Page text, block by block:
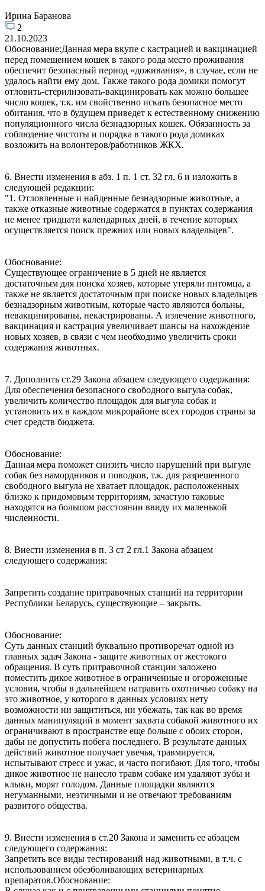
Ирина Баранова
2
21.10.2023
Обоснование:Данная мера вкупе с кастрацией и вакцинацией
перед помещением кошек в такого рода место проживания
обеспечит безопасный период «доживания», в случае, если не
удалось найти ему дом. Также такого рода домики помогут
отловить-стерилизовать-вакцинировать как можно большее
число кошек, т.к. им свойственно искать безопасное место
обитания, что в будущем приведет к естественному снижению
популяционного числа безнадзорных кошек. Обязанность за
соблюдение чистоты и порядка в такого рода домиках
возложить на волонтеров/работников ЖКХ.
6. Внести изменения в абз. 1 п. 1 ст. 32 гл. 6 и изложить в
следующей редакции:
"1. Отловленные и найденные безнадзорные животные, а
также отказные животные содержатся в пунктах содержания
не менее тридцати календарных дней, в течение которых
осуществляется поиск прежних или новых владельцев".
Обоснование:
Существующее ограничение в 5 дней не является
достаточным для поиска хозяев, которые утеряли питомца, а
также не является достаточным при поиске новых владельцев
безнадзорным животным, которые часто являются больны,
невакцинированы, некастрированы. А излечение животного,
вакцинация и кастрация увеличивает шансы на нахождение
новых хозяев, в связи с чем необходимо увеличить сроки
содержания животных.
7. Дополнить ст.29 Закона абзацем следующего содержания:
Для обеспечения безопасного свободного выгула собак,
увеличить количество площадок для выгула собак и
установить их в каждом микрорайоне всех городов страны за
счет средств бюджета.
Обоснование:
Данная мера поможет снизить число нарушений при выгуле
собак без намордников и поводков, т.к. для разрешенного
свободного выгула не хватает площадок, расположенных
близко к придомовым территориям, зачастую таковые
находятся на большом расстоянии ввиду их маленькой
численности.
8. Внести изменения в п. 3 ст 2 гл.1 Закона абзацем
следующего содержания:
Запретить создание притравочных станций на территории
Республики Беларусь, существующие – закрыть.
Обоснование:
Суть данных станций буквально противоречат одной из
главных задач Закона - защите животных от жестокого
обращения. В суть притравочной станции заложено
поместить дикое животное в ограниченные и огороженные
условия, чтобы в дальнейшем натравить охотничью собаку на
это животное, у которого в данных условиях нету
возможности ни защититься, ни убежать, так как во время
данных манипуляций в момент захвата собакой животного их
ограничивают в пространстве еще больше с обоих сторон,
дабы не допустить побега последнего. В результате данных
действий животное получает увечья, травмируется,
испытывают стресс и ужас, и часто погибают. Для того, чтобы
дикое животное не нанесло травм собаке им удаляют зубы и
клыки, морят голодом. Данные площадки являются
негуманными, неэтичными и не отвечают требованиям
развитого общества.
9. Внести изменения в ст.20 Закона и заменить ее абзацем
следующего содержания:
Запретить все виды тестирований над животными, в т.ч. с
использованием обезболивающих ветеринарных
препаратов.Обоснование: